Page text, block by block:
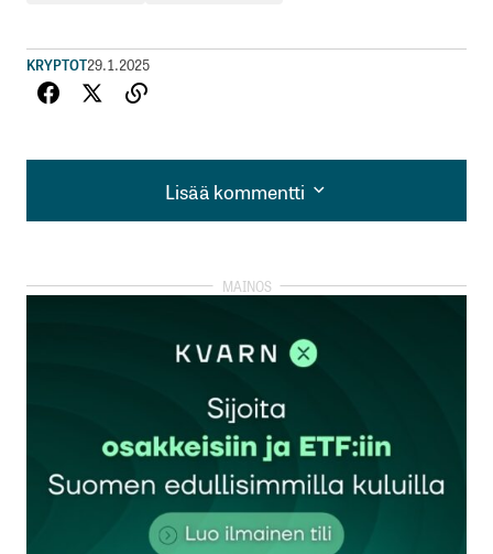
KRYPTOT29.1.2025
Lisää kommentti
Lisää kommentti
kirjautua
rekisteröityä
Sähköpostiosoitettasi ei julkaista.Pakolliset
kentät on merkitty*